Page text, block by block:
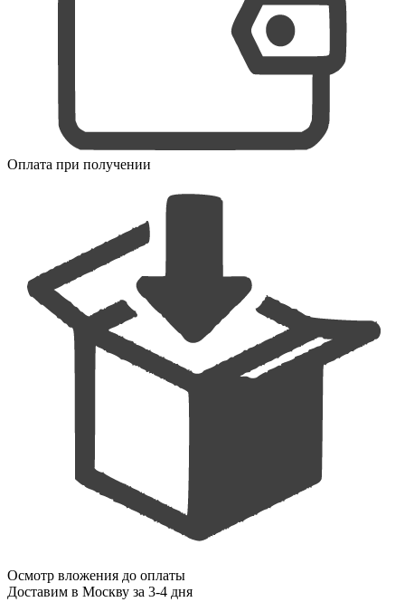
Оплата при получении
Осмотр вложения до оплаты
Доставим в Москву за 3-4 дня